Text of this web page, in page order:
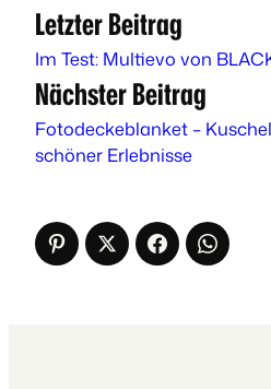
Letzter Beitrag
Im Test: Multievo von
Nächster Beitrag
Fotodeckeblanket –
schöner Erlebnisse